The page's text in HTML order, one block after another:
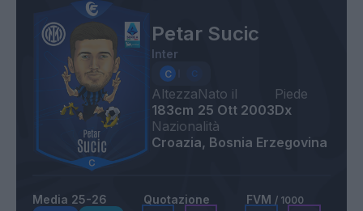
Petar Sucic
Inter
Altezza
183cm
Nato il
25 Ott 2003
Piede
Dx
Nazionalità
Croazia, Bosnia Erzegovina
Media 25-26 Quotazione FVM / 1000